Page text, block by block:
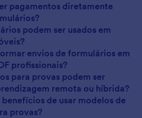
pagamentos diretamente
podem ser usados em
envios de formulários em
profissionais?
para provas podem ser
remota ou híbrida?
benefícios de usar modelos de
provas?